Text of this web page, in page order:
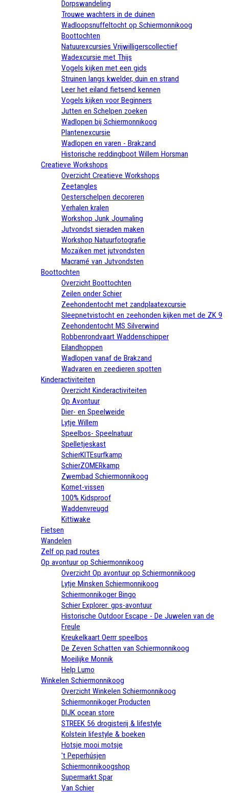
Dorpswandeling
Trouwe wachters in de duinen
Wadloopsnuffeltocht op Schiermonnikoog
Boottochten
Natuurexcursies Vrijwilligerscollectief
Wadexcursie met Thijs
Vogels kijken met een gids
Struinen langs kwelder, duin en strand
Leer het eiland fietsend kennen
Vogels kijken voor Beginners
Jutten en Schelpen zoeken
Wadlopen bij Schiermonnikoog
Plantenexcursie
Wadlopen en varen - Brakzand
Historische reddingboot Willem Horsman
Creatieve Workshops
Overzicht Creatieve Workshops
Zeetangles
Oesterschelpen decoreren
Verhalen kralen
Workshop Junk Journaling
Jutvondst sieraden maken
Workshop Natuurfotografie
Mozaïken met jutvondsten
Macramé van Jutvondsten
Boottochten
Overzicht Boottochten
Zeilen onder Schier
Zeehondentocht met zandplaatexcursie
Sleepnetvistocht en zeehonden kijken met de ZK 9
Zeehondentocht MS Silverwind
Robbenrondvaart Waddenschipper
Eilandhoppen
Wadlopen vanaf de Brakzand
Wadvaren en zeedieren spotten
Kinderactiviteiten
Overzicht Kinderactiviteiten
Op Avontuur
Dier- en Speelweide
Lytje Willem
Speelbos- Speelnatuur
Spelletjeskast
SchierKITEsurfkamp
SchierZOMERkamp
Zwembad Schiermonnikoog
Kornet-vissen
100% Kidsproof
Waddenvreugd
Kittiwake
Fietsen
Wandelen
Zelf op pad routes
Op avontuur op Schiermonnikoog
Overzicht Op avontuur op Schiermonnikoog
Lytje Minsken Schiermonnikoog
Schiermonnikoger Bingo
Schier Explorer: gps-avontuur
Historische Outdoor Escape - De Juwelen van de
Freule
Kreukelkaart Oerrr speelbos
De Zeven Schatten van Schiermonnikoog
Moeilijke Monnik
Help Lumo
Winkelen Schiermonnikoog
Overzicht Winkelen Schiermonnikoog
Schiermonnikoger Producten
DIJK ocean store
STREEK 56 drogisterij & lifestyle
Kolstein lifestyle & boeken
Hotsje mooi motsje
't Peperhúsjen
Schiermonnikoogshop
Supermarkt Spar
Van Schier